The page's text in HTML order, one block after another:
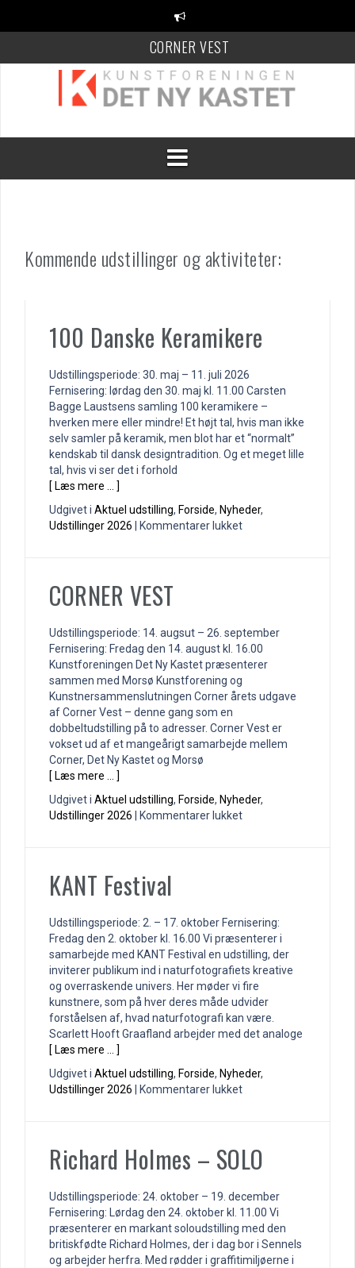
CORNER VEST
KANT Festival
100 Danske Keramikere
Kommende udstillinger og aktiviteter:
100 Danske Keramikere
Udstillingsperiode: 30. maj – 11. juli 2026
Fernisering: lørdag den 30. maj kl. 11.00 Carsten
Bagge Laustsens samling 100 keramikere –
hverken mere eller mindre! Et højt tal, hvis man ikke
selv samler på keramik, men blot har et “normalt”
kendskab til dansk designtradition. Og et meget lille
tal, hvis vi ser det i forhold
[ Læs mere … ]
Udgivet i Aktuel udstilling, Forside, Nyheder,
Udstillinger 2026
Kommentarer lukkettil
CORNER VEST
Udstillingsperiode: 14. augsut – 26. september
Fernisering: Fredag den 14. august kl. 16.00
Kunstforeningen Det Ny Kastet præsenterer
sammen med Morsø Kunstforening og
Kunstnersammenslutningen Corner årets udgave
af Corner Vest – denne gang som en
dobbeltudstilling på to adresser. Corner Vest er
vokset ud af et mangeårigt samarbejde mellem
Corner, Det Ny Kastet og Morsø
[ Læs mere … ]
Udgivet i Aktuel udstilling, Forside, Nyheder,
Udstillinger 2026
Kommentarer lukkettil
KANT Festival
Udstillingsperiode: 2. – 17. oktober Fernisering:
Fredag den 2. oktober kl. 16.00 Vi præsenterer i
samarbejde med KANT Festival en udstilling, der
inviterer publikum ind i naturfotografiets kreative
og overraskende univers. Her møder vi fire
kunstnere, som på hver deres måde udvider
forståelsen af, hvad naturfotografi kan være.
Scarlett Hooft Graafland arbejder med det analoge
[ Læs mere … ]
Udgivet i Aktuel udstilling, Forside, Nyheder,
Udstillinger 2026
Kommentarer lukkettil
Richard Holmes – SOLO
Udstillingsperiode: 24. oktober – 19. december
Fernisering: Lørdag den 24. oktober kl. 11.00 Vi
præsenterer en markant soloudstilling med den
britiskfødte Richard Holmes, der i dag bor i Sennels
og arbejder herfra. Med rødder i graffitimiljøerne i